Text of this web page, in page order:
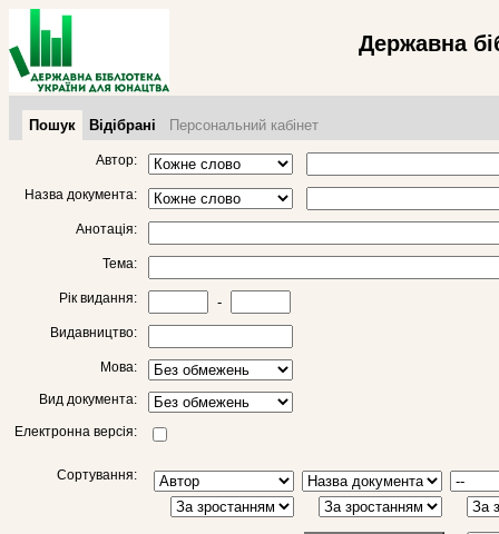
Державна
Пошук Відібрані Персональний кабінет
Автор:
Назва документа:
Анотація:
Тема:
Рік видання: -
Видавництво:
Мова:
Вид документа:
Електронна версія:
Сортування: